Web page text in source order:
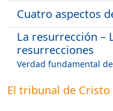
Cuatro aspectos
La resurrección –
resurrecciones
Verdad fundamental
El tribunal de Cristo